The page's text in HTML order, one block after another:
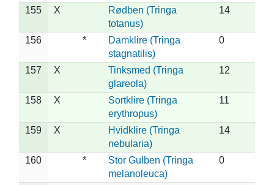
155 X
Rødben (Tringa
totanus)
14
156 *
Damklire (Tringa
stagnatilis)
0
157 X
Tinksmed (Tringa
glareola)
12
158 X
Sortklire (Tringa
erythropus)
11
159 X
Hvidklire (Tringa
nebularia)
14
160 *
Stor Gulben (Tringa
melanoleuca)
0